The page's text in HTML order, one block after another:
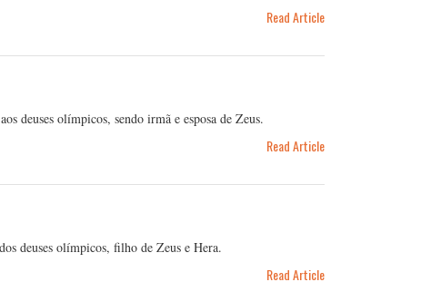
Read Article
deuses olímpicos, sendo irmã e esposa de Zeus.
Read Article
deuses olímpicos, filho de Zeus e Hera.
Read Article